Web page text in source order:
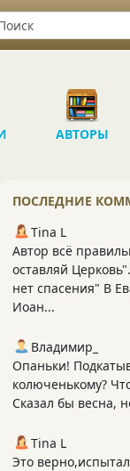
АВТОРЫ
ПОСЛЕДНИЕ
Tina L
Автор всё
оставляй
нет спасения" В
Иоан...
Владимир_
Опаньки!
колюченькому?
Сказал бы весна,
Tina L
Это